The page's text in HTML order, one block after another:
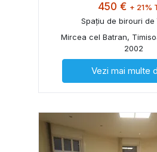
450 € + 21%
Spațiu de birouri
Mircea cel Batran,
2002
Vezi mai multe